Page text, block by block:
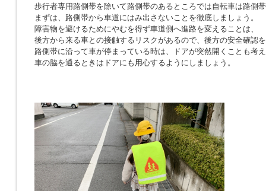
歩行者専用路側帯を除いて路側帯のあるところでは自転車は路側
まずは、路側帯から車道にはみ出さないことを徹底しましょう。
障害物を避けるためにやむを得ず車道側へ進路を変えることは、
後方から来る車との接触するリスクがあるので、後方の安全確認
路側帯に沿って車が停まっている時は、ドアが突然開くことも考
車の脇を通るときはドアにも用心するようにしましょう。